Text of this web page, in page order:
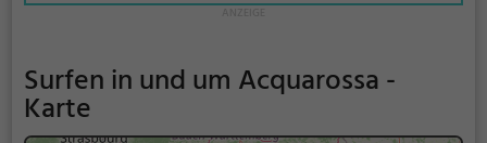
Surfen in und um Acquarossa -
Karte